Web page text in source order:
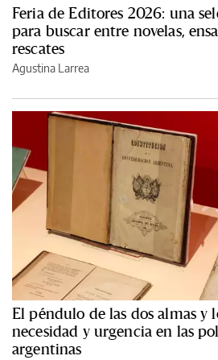
Feria de Editores 2026: una
para buscar entre novelas,
rescates
Agustina Larrea
El péndulo de las dos almas y
necesidad y urgencia en las
argentinas